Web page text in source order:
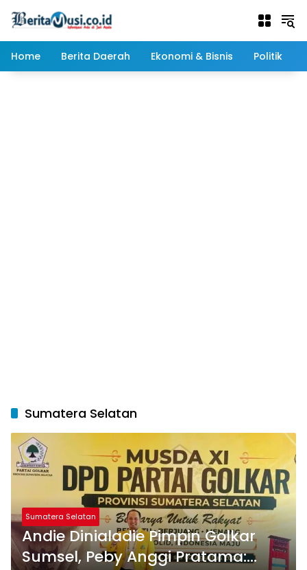
Home
Berita Daerah Ekonomi & Bisnis Politik
Sumatera Selatan
Sumatera Selatan
Andie Dinialadie Pimpin Golkar
Sumsel, Peby Anggi Pratama: